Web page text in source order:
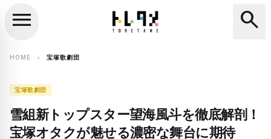
search
menu search
HOME chevron_right 宝塚歌劇団
宝塚歌劇団
雪組新トップスター望海風斗を徹底解剖！
宝塚オタクが魅せる濃密な舞台に期待